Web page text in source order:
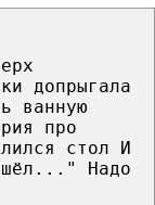
допрыгала
ванную
про
стол И
Надо